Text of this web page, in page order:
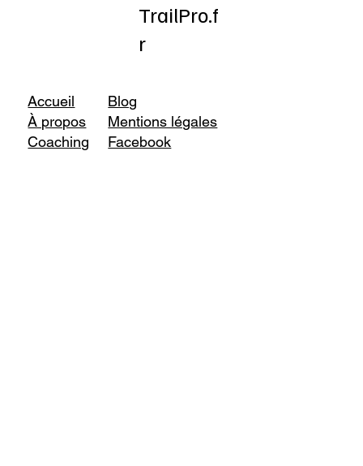
TrailPro.f
r
Accueil
À propos
Coaching
Blog
Mentions légales
Facebook